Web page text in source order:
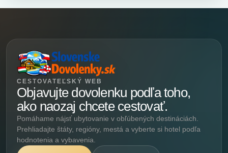
CESTOVATEĽSKÝ WEB
Objavujte dovolenku podľa toho,
ako naozaj chcete cestovať.
Pomáhame nájsť ubytovanie v obľúbených destináciách.
Prehliadajte štáty, regióny, mestá a vyberte si hotel podľa
hodnotenia a vybavenia.